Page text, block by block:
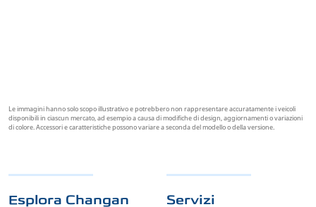
Le immagini hanno solo scopo illustrativo e potrebbero non rappresentare accuratamente i veicoli
disponibili in ciascun mercato, ad esempio a causa di modifiche di design, aggiornamenti o variazioni
di colore. Accessori e caratteristiche possono variare a seconda del modello o della versione.
Esplora Changan Servizi